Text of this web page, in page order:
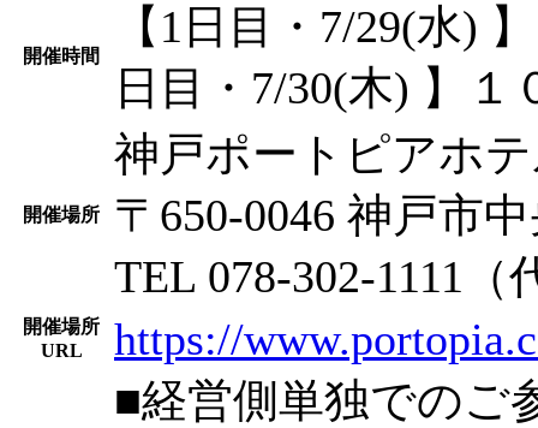
開催時間
【1日目・7/29(水)
日目・7/30(木) 】
開催場所
神戸ポートピアホ
〒650-0046 神戸市
TEL 078-302-1111
開催場所
URL
https://
■経営側単独でのご